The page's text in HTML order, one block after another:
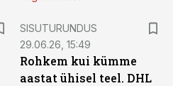
SISUTURUNDUS
29.06.26, 15:49
Rohkem kui kümme
aastat ühisel teel. DHL